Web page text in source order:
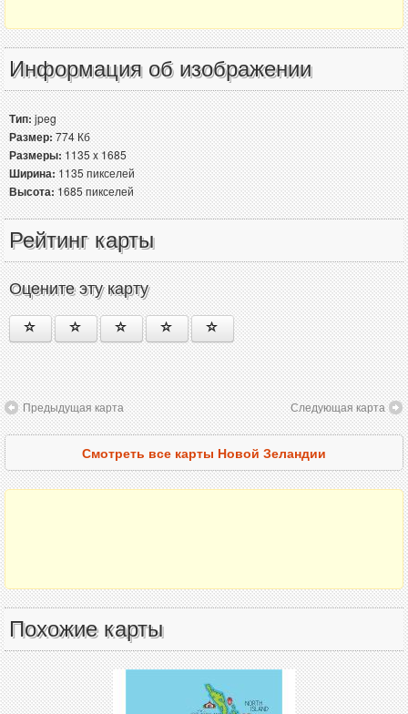
Информация об изображении
Тип:jpeg
Размер:774 Кб
Размеры:1135 x 1685
Ширина:1135 пикселей
Высота:1685 пикселей
Рейтинг карты
Оцените эту карту
Предыдущая карта Следующая карта
Смотреть все карты Новой Зеландии
Похожие карты